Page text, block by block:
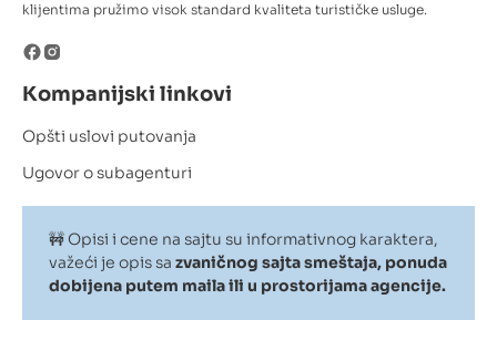
klijentima pružimo visok standard kvaliteta turističke usluge.
Kompanijski linkovi
Opšti uslovi putovanja
Ugovor o subagenturi
🚧 Opisi i cene na sajtu su informativnog karaktera,
važeći je opis sa zvaničnog sajta smeštaja, ponuda
dobijena putem maila ili u prostorijama agencije.